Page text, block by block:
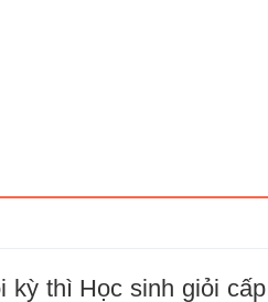
kỳ thì Học sinh giỏi